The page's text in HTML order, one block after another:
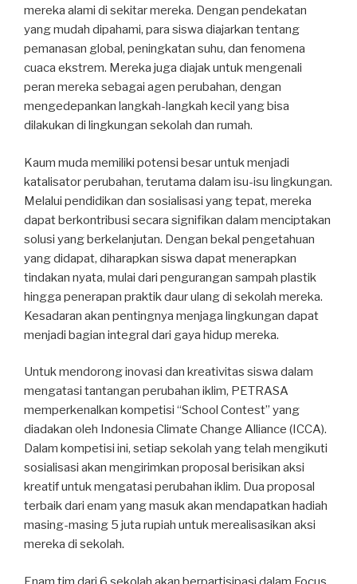
mereka alami di sekitar mereka. Dengan pendekatan
yang mudah dipahami, para siswa diajarkan tentang
pemanasan global, peningkatan suhu, dan fenomena
cuaca ekstrem. Mereka juga diajak untuk mengenali
peran mereka sebagai agen perubahan, dengan
mengedepankan langkah-langkah kecil yang bisa
dilakukan di lingkungan sekolah dan rumah.
Kaum muda memiliki potensi besar untuk menjadi
katalisator perubahan, terutama dalam isu-isu lingkungan.
Melalui pendidikan dan sosialisasi yang tepat, mereka
dapat berkontribusi secara signifikan dalam menciptakan
solusi yang berkelanjutan. Dengan bekal pengetahuan
yang didapat, diharapkan siswa dapat menerapkan
tindakan nyata, mulai dari pengurangan sampah plastik
hingga penerapan praktik daur ulang di sekolah mereka.
Kesadaran akan pentingnya menjaga lingkungan dapat
menjadi bagian integral dari gaya hidup mereka.
Untuk mendorong inovasi dan kreativitas siswa dalam
mengatasi tantangan perubahan iklim, PETRASA
memperkenalkan kompetisi “School Contest” yang
diadakan oleh Indonesia Climate Change Alliance (ICCA).
Dalam kompetisi ini, setiap sekolah yang telah mengikuti
sosialisasi akan mengirimkan proposal berisikan aksi
kreatif untuk mengatasi perubahan iklim. Dua proposal
terbaik dari enam yang masuk akan mendapatkan hadiah
masing-masing 5 juta rupiah untuk merealisasikan aksi
mereka di sekolah.